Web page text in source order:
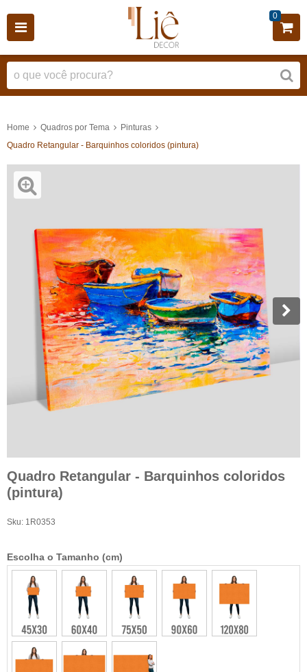
0
Home Quadros por Tema
Pinturas
Quadro Retangular - Barquinhos coloridos (pintura)
Quadro Retangular - Barquinhos coloridos
(pintura)
Sku: 1R0353
Escolha o Tamanho (cm)